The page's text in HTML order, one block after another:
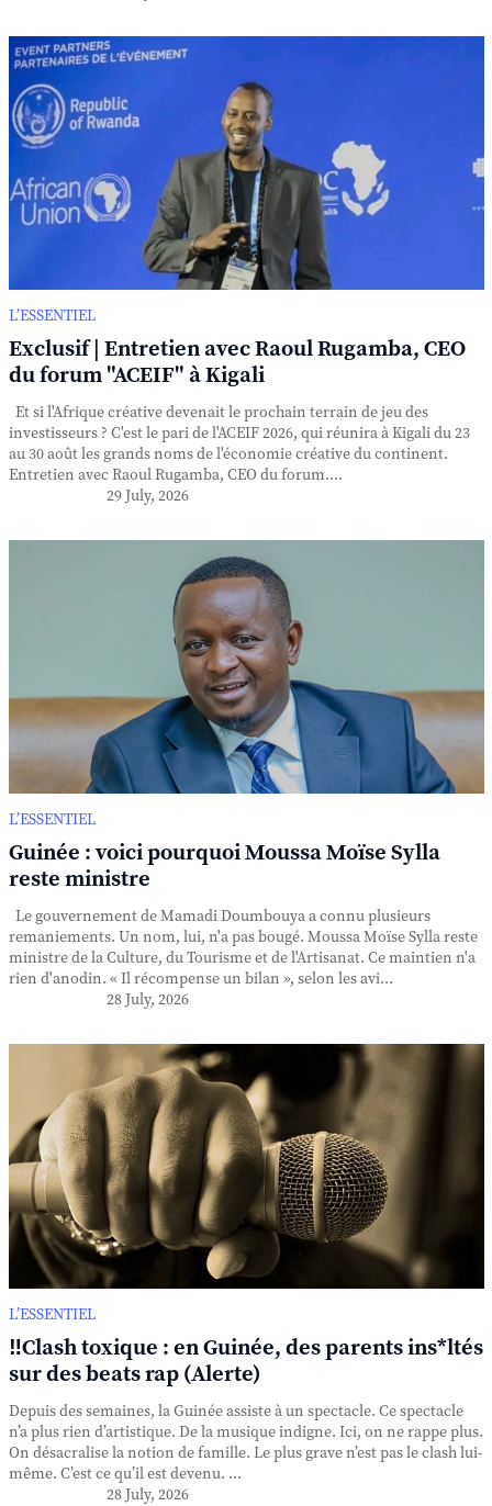
L’ESSENTIEL
Exclusif | Entretien avec Raoul Rugamba, CEO
du forum "ACEIF" à Kigali
Et si l'Afrique créative devenait le prochain terrain de jeu des
investisseurs ? C'est le pari de l'ACEIF 2026, qui réunira à Kigali du 23
au 30 août les grands noms de l'économie créative du continent.
Entretien avec Raoul Rugamba, CEO du forum....
29 July, 2026
L’ESSENTIEL
Guinée : voici pourquoi Moussa Moïse Sylla
reste ministre
Le gouvernement de Mamadi Doumbouya a connu plusieurs
remaniements. Un nom, lui, n'a pas bougé. Moussa Moïse Sylla reste
ministre de la Culture, du Tourisme et de l'Artisanat. Ce maintien n'a
rien d'anodin. « Il récompense un bilan », selon les avi...
28 July, 2026
L’ESSENTIEL
‼️Clash toxique : en Guinée, des parents ins*ltés
sur des beats rap (Alerte)
Depuis des semaines, la Guinée assiste à un spectacle. Ce spectacle
n’a plus rien d’artistique. De la musique indigne. Ici, on ne rappe plus.
On désacralise la notion de famille. Le plus grave n’est pas le clash lui-
même. C’est ce qu’il est devenu. ...
28 July, 2026